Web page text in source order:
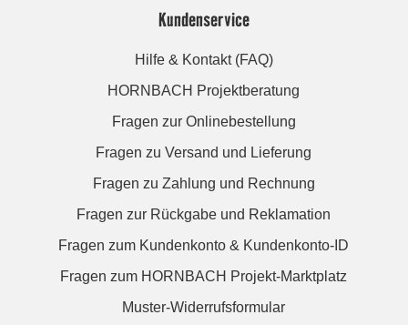
Kundenservice
Hilfe & Kontakt (FAQ)
HORNBACH Projektberatung
Fragen zur Onlinebestellung
Fragen zu Versand und Lieferung
Fragen zu Zahlung und Rechnung
Fragen zur Rückgabe und Reklamation
Fragen zum Kundenkonto & Kundenkonto-ID
Fragen zum HORNBACH Projekt-Marktplatz
Muster-Widerrufsformular